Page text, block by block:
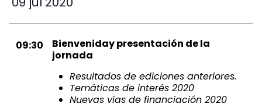
09:30
Bienveniday presentación de la
jornada
Resultados de ediciones anteriores.
Temáticas de interés 2020
Nuevas vías de financiación 2020